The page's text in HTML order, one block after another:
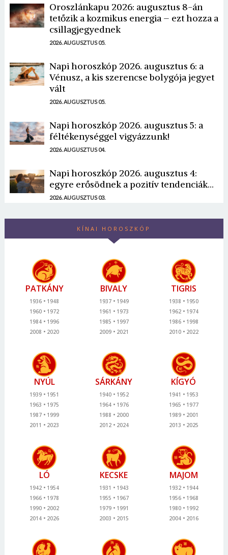
Oroszlánkapu 2026: augusztus 8-án
tetőzik a kozmikus energia – ezt hozza a
csillagjegyednek
2026. AUGUSZTUS 05.
Napi horoszkóp 2026. augusztus 6: a
Vénusz, a kis szerencse bolygója jegyet
vált
2026. AUGUSZTUS 05.
Napi horoszkóp 2026. augusztus 5: a
féltékenységgel vigyázzunk!
2026. AUGUSZTUS 04.
Napi horoszkóp 2026. augusztus 4:
egyre erősödnek a pozitív tendenciák...
2026. AUGUSZTUS 03.
KÍNAI HOROSZKÓP
PATKÁNY
1936
1948
1960
1972
1984
1996
2008
2020
BIVALY
1937
1949
1961
1973
1985
1997
2009
2021
TIGRIS
1938
1950
1962
1974
1986
1998
2010
2022
NYÚL
1939
1951
1963
1975
1987
1999
2011
2023
SÁRKÁNY
1940
1952
1964
1976
1988
2000
2012
2024
KÍGYÓ
1941
1953
1965
1977
1989
2001
2013
2025
LÓ
1942
1954
1966
1978
1990
2002
2014
2026
KECSKE
1931
1943
1955
1967
1979
1991
2003
2015
MAJOM
1932
1944
1956
1968
1980
1992
2004
2016